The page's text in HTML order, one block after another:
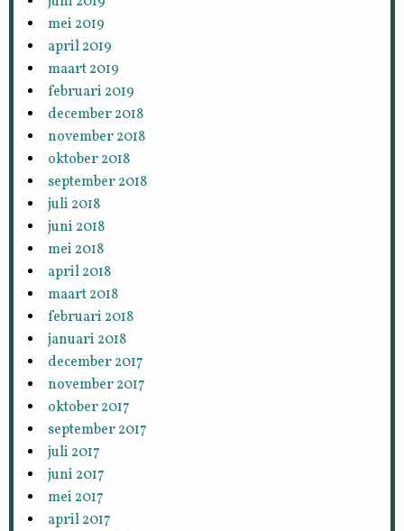
mei 2019
april 2019
maart 2019
februari 2019
december 2018
november 2018
oktober 2018
september 2018
juli 2018
juni 2018
mei 2018
april 2018
maart 2018
februari 2018
januari 2018
december 2017
november 2017
oktober 2017
september 2017
juli 2017
juni 2017
mei 2017
april 2017